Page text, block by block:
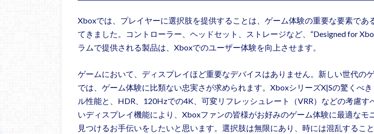
Xboxでは、プレイヤーに選択肢を提供することは、ゲーム体験の重要な要素であ
てきました。コントローラー、ヘッドセット、ストレージなど、“Designed for
ラムで提供される製品は、Xboxでのユーザー体験を向上させます。
ゲームにおいて、ディスプレイほど重要なデバイスはありません。新しい世代の
では、ゲーム体験に比類ない忠実さが求められます。XboxシリーズX|Sの驚くべ
ル性能と、HDR、120Hzでの4K、可変リフレッシュレート（VRR）などの考慮す
いディスプレイ機能により、Xboxファンの皆様がお好みのゲーム体験に最適なモ
見つけるお手伝いをしたいと思います。選択肢は無限にあり、時には混乱するこ